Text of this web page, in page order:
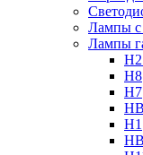
Лампы с
Лампы
H8
H7
H1